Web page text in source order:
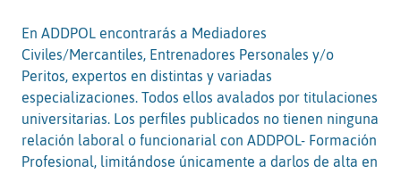
En ADDPOL encontrarás a Mediadores
Civiles/Mercantiles, Entrenadores Personales y/o
Peritos, expertos en distintas y variadas
especializaciones. Todos ellos avalados por titulaciones
universitarias. Los perfiles publicados no tienen ninguna
relación laboral o funcionarial con ADDPOL- Formación
Profesional, limitándose únicamente a darlos de alta en